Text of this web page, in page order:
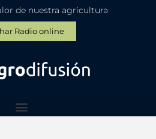
de nuestra agricultura
Radio online